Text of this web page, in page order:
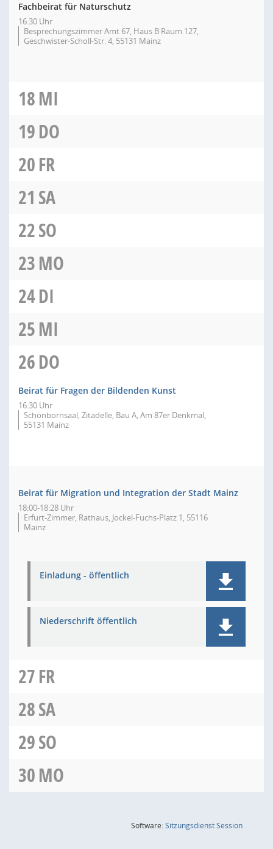
Fachbeirat für Naturschutz
16:30 Uhr
Besprechungszimmer Amt 67, Haus B Raum 127,
Geschwister-Scholl-Str. 4, 55131 Mainz
18MI
19DO
20FR
21 SA
22SO
23MO
24DI
25MI
26DO
Beirat für Fragen der Bildenden Kunst
16:30 Uhr
Schönbornsaal, Zitadelle, Bau A, Am 87er Denkmal,
55131 Mainz
Beirat für Migration und Integration der Stadt Mainz
18:00-18:28 Uhr
Erfurt-Zimmer, Rathaus, Jockel-Fuchs-Platz 1, 55116
Mainz
Einladung - öffentlich
Niederschrift öffentlich
27FR
28SA
29SO
30MO
Software:SitzungsdienstSession(Wird in